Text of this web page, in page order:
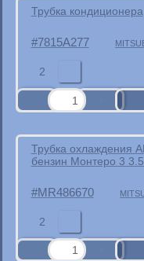
Трубка кондиционера
7815A277
2
Трубка охлаждения
бензин Монтеро 3
MR486670
2